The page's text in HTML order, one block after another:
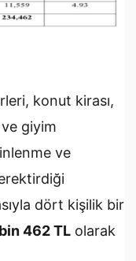
konut kirası,
giyim
ve
dört kişilik bir
462 TL olarak